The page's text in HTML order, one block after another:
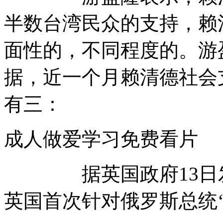
半数台湾民众的支持，
面性的，不同程度的。
据，近一个月赖清德社
有三：
成人做爱学习免费看
据英国政府13日发
英国首次针对俄罗斯总统